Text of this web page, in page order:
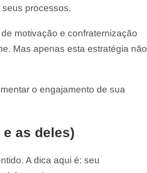
processos.
motivação e confraternização
Mas apenas esta estratégia não
o engajamento de sua
as deles)
A dica aqui é: seu